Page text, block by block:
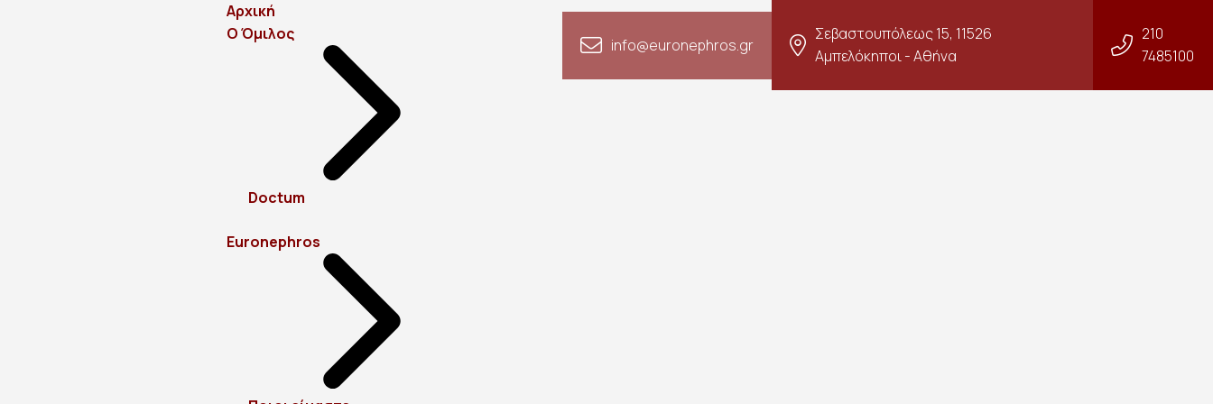
Αρχική
Ο Όμιλος
Doctum
Euronephros
info@euronephros.gr
Σεβαστουπόλεως 15, 11526
Αμπελόκηποι - Αθήνα
210
7485100